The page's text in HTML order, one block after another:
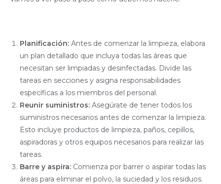
Planificación: Antes de comenzar la limpieza, elabora
un plan detallado que incluya todas las áreas que
necesitan ser limpiadas y desinfectadas. Divide las
tareas en secciones y asigna responsabilidades
específicas a los miembros del personal.
Reunir suministros: Asegúrate de tener todos los
suministros necesarios antes de comenzar la limpieza.
Esto incluye productos de limpieza, paños, cepillos,
aspiradoras y otros equipos necesarios para realizar las
tareas.
Barre y aspira: Comienza por barrer o aspirar todas las
áreas para eliminar el polvo, la suciedad y los residuos.